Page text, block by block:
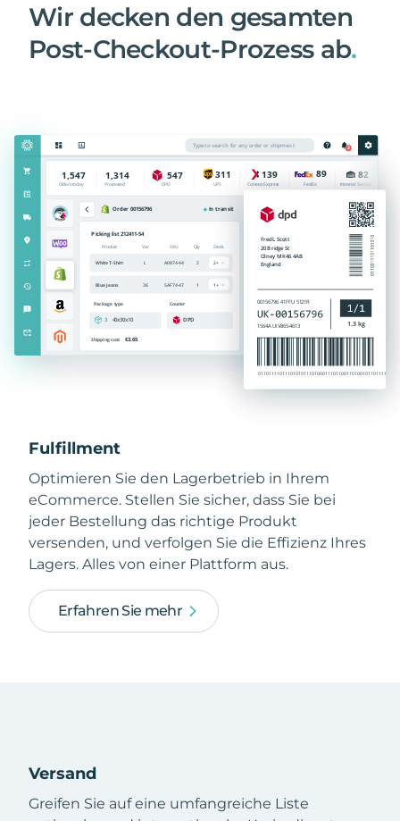
Wir decken den gesamten
Post-Checkout-Prozess ab.
Fulfillment
Optimieren Sie den Lagerbetrieb in Ihrem
eCommerce. Stellen Sie sicher, dass Sie bei
jeder Bestellung das richtige Produkt
versenden, und verfolgen Sie die Effizienz Ihres
Lagers. Alles von einer Plattform aus.
Erfahren Sie mehr
Versand
Greifen Sie auf eine umfangreiche Liste